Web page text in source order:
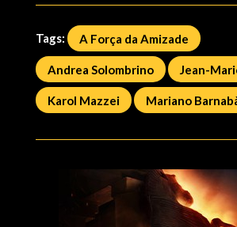
Tags: A Força da Amizade
Andrea Solombrino Jean-
Karol Mazzei Mariano